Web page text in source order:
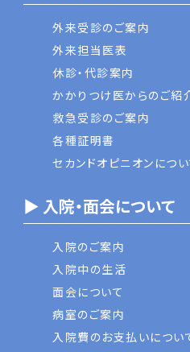
外来受診のご案内
外来担当医表
休診・代診案内
かかりつけ医からのご紹
救急受診のご案内
各種証明書
セカンドオピニオンについ
▶ 入院・面会について
入院のご案内
入院中の生活
面会について
病室のご案内
入院費のお支払いについ